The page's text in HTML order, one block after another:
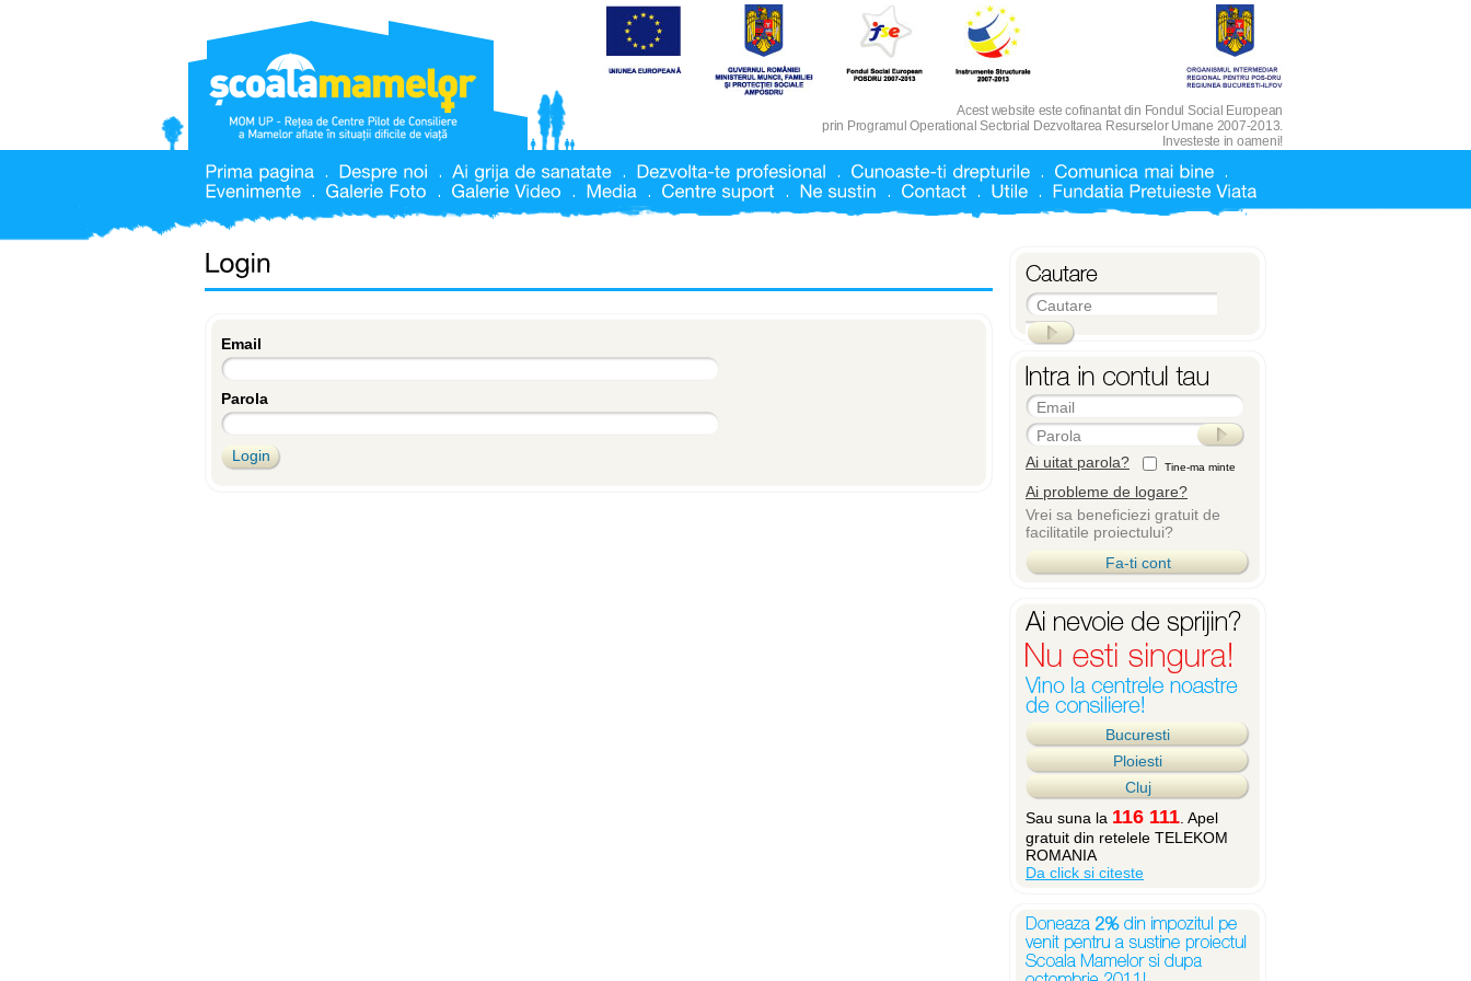
Acest website este cofinantat din Fondul Social European
prin Programul Operational Sectorial Dezvoltarea Resurselor Umane 2007-2013.
Investeste in oameni!
Email
Parola
Cautare
Email
Parola
Tine-ma minte
Ai uitat parola?
Ai probleme de logare?
Vrei sa beneficiezi gratuit de
facilitatile proiectului?
Fa-ti cont
Bucuresti
Ploiesti
Cluj
Sau suna la 116 111 . Apel
gratuit din retelele TELEKOM
ROMANIA
Da click si citeste